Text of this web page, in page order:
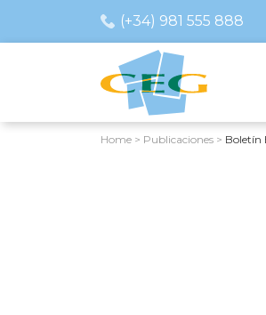
(+34) 981 555 888
Home > Publicaciones > Boletín